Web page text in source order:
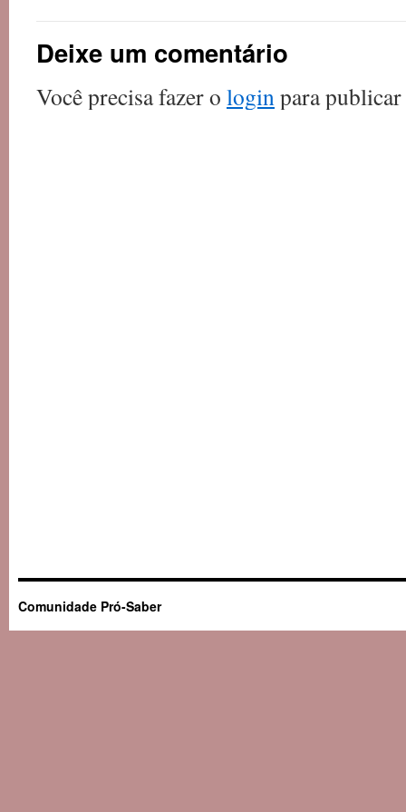
Deixe um comentário
Você precisa fazer o loginpara
Comunidade Pró-Saber